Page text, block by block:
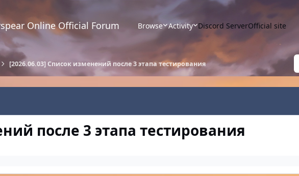
Online Official Forum Browse Activity Discord ServerOfficial site
[2026.06.03] Список изменений после 3 этапа тестирования
после 3 этапа тестирования